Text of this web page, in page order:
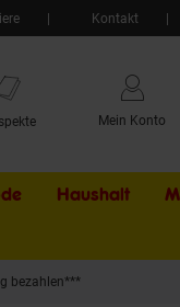
Kontakt
Mein Konto
Haushalt
bezahlen***